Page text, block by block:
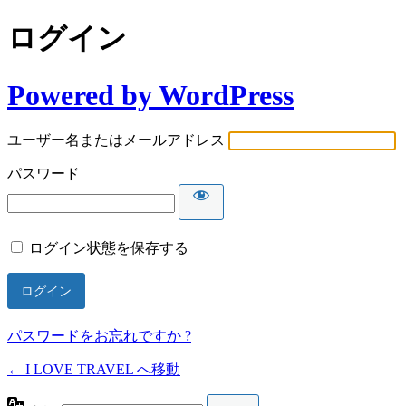
ログイン
Powered by WordPress
ユーザー名またはメールアドレス
パスワード
ログイン状態を保存する
パスワードをお忘れですか ?
← I LOVE TRAVEL へ移動